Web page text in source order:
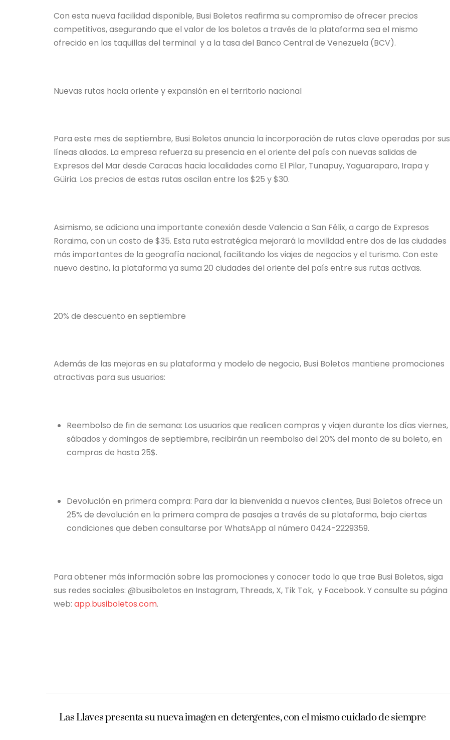
Con esta nueva facilidad disponible, Busi Boletos reafirma su compromiso de ofrecer precios
competitivos, asegurando que el valor de los boletos a través de la plataforma sea el mismo
ofrecido en las taquillas del terminal y a la tasa del Banco Central de Venezuela (BCV).
Nuevas rutas hacia oriente y expansión en el territorio nacional
Para este mes de septiembre, Busi Boletos anuncia la incorporación de rutas clave operadas por sus
líneas aliadas. La empresa refuerza su presencia en el oriente del país con nuevas salidas de
Expresos del Mar desde Caracas hacia localidades como El Pilar, Tunapuy, Yaguaraparo, Irapa y
Güiria. Los precios de estas rutas oscilan entre los $25 y $30.
Asimismo, se adiciona una importante conexión desde Valencia a San Félix, a cargo de Expresos
Roraima, con un costo de $35. Esta ruta estratégica mejorará la movilidad entre dos de las ciudades
más importantes de la geografía nacional, facilitando los viajes de negocios y el turismo. Con este
nuevo destino, la plataforma ya suma 20 ciudades del oriente del país entre sus rutas activas.
20% de descuento en septiembre
Además de las mejoras en su plataforma y modelo de negocio, Busi Boletos mantiene promociones
atractivas para sus usuarios:
Reembolso de fin de semana: Los usuarios que realicen compras y viajen durante los días viernes,
sábados y domingos de septiembre, recibirán un reembolso del 20% del monto de su boleto, en
compras de hasta 25$.
Devolución en primera compra: Para dar la bienvenida a nuevos clientes, Busi Boletos ofrece un
25% de devolución en la primera compra de pasajes a través de su plataforma, bajo ciertas
condiciones que deben consultarse por WhatsApp al número 0424-2229359.
Para obtener más información sobre las promociones y conocer todo lo que trae Busi Boletos, siga
sus redes sociales: @busiboletos en Instagram, Threads, X, Tik Tok, y Facebook. Y consulte su página
web: app.busiboletos.com.
Las Llaves presenta su nueva imagen en detergentes, con el mismo cuidado de siempre